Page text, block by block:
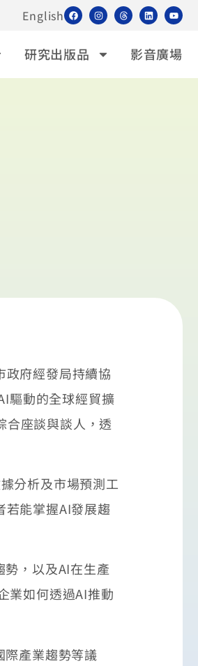
English
研究出版品 影音廣場
政府經發局持續協
驅動的全球經貿擴
合座談與談人，透
分析及市場預測工
若能掌握AI發展趨
，以及AI在生產
業如何透過AI推動
際產業趨勢等議